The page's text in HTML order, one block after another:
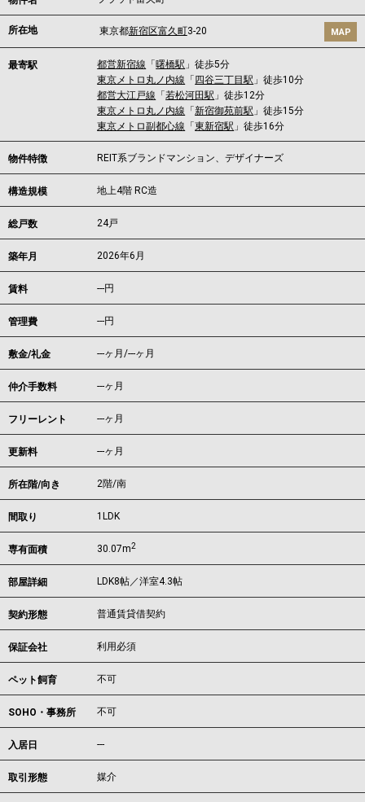
所在地 東京都新宿区富久町3-20 MAP
最寄駅 都営新宿線 「曙橋駅 」徒歩5分
東京メトロ丸ノ内線 「 四谷三丁目駅 」徒歩10分
都営大江戸線 「若松河田駅 」徒歩12分
東京メトロ丸ノ内線 「新宿御苑前駅 」徒歩15分
東京メトロ副都心線 「東新宿駅 」徒歩16分
物件特徴 REIT系ブランドマンション、デザイナーズ
構造規模 地上4階 RC造
総戸数 24戸
築年月 2026年6月
賃料 ---円
管理費 ---円
敷金/礼金 ---ヶ月/---ヶ月
仲介手数料 ---ヶ月
フリーレント ---ヶ月
更新料 ---ヶ月
所在階/向き 2階/南
間取り 1LDK
専有面積 30.07m2
部屋詳細 LDK8帖／洋室4.3帖
契約形態 普通賃貸借契約
保証会社 利用必須
ペット飼育 不可
SOHO・事務所 不可
入居日 ---
取引形態 媒介